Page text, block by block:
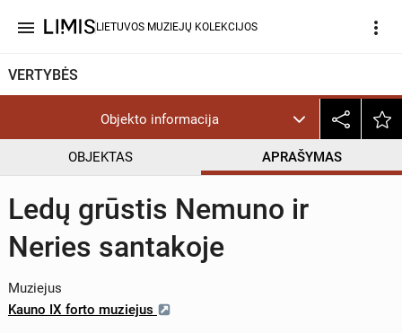
menu LIETUVOS MUZIEJŲ KOLEKCIJOS more_vert
VERTYBĖS
Objekto informacija
OBJEKTAS APRAŠYMAS
Ledų grūstis Nemuno ir
Neries santakoje
Muziejus
Kauno IX forto muziejus